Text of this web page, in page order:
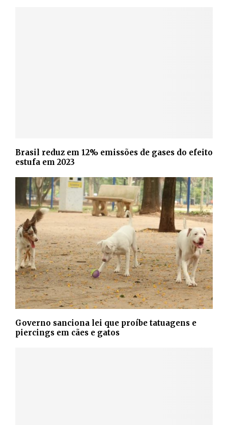
Brasil reduz em 12% emissões de gases do efeito
estufa em 2023
Governo sanciona lei que proíbe tatuagens e
piercings em cães e gatos